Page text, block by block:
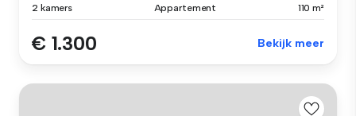
2 kamers Appartement 110 m²
€ 1.300 Bekijk meer